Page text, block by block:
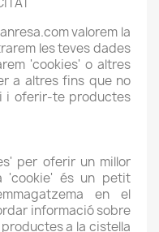
valorem la
les teves dades
'cookies' o altres
a altres fins que no
i oferir-te productes
per oferir un millor
'cookie' és un petit
en el
informació sobre
a la cistella